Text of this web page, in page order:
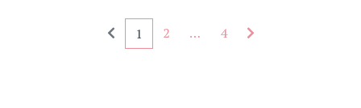
Seitennummerierung - rückwärts
1 2 … 4